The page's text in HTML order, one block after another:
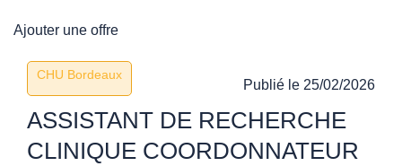
Ajouter une offre
CHU Bordeaux
Publié le 25/02/2026
ASSISTANT DE RECHERCHE
CLINIQUE COORDONNATEUR